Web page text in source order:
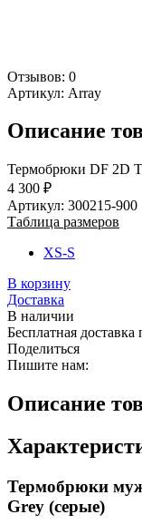
Отзывов: 0
Артикул: Array
Описание
Термобрюки DF 2D
4 300 ₽
Артикул: 300215-900
Таблица размеров
XS-S
В корзину
Доставка
В наличии
Бесплатная
Поделиться
Пишите нам:
Описание
Термобрюки
Grey (серые)